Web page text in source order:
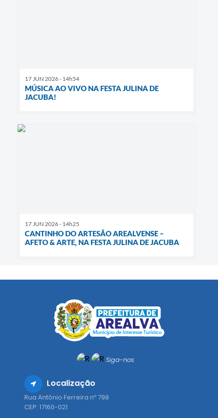
17 JUN 2026 - 14h54
MÚSICA AO VIVO NA FESTA JULINA DE
JACUBA!
17 JUN 2026 - 14h25
CANTINHO DO ARTESÃO AREALVENSE –
AFETO & ARTE, NA FESTA JULINA DE JACUBA
Siga-nos
Localização
Rua Antônio Ferreira nº 798
CEP: 17160-021